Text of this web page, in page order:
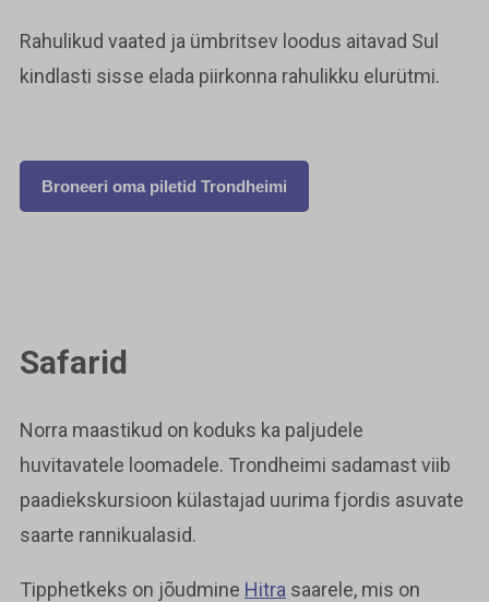
Rahulikud vaated ja ümbritsev loodus aitavad Sul
kindlasti sisse elada piirkonna rahulikku elurütmi.
Broneeri oma piletid Trondheimi
Safarid
Norra maastikud on koduks ka paljudele
huvitavatele loomadele. Trondheimi sadamast viib
paadiekskursioon külastajad uurima fjordis asuvate
saarte rannikualasid.
Tipphetkeks on jõudmine Hitra saarele, mis on